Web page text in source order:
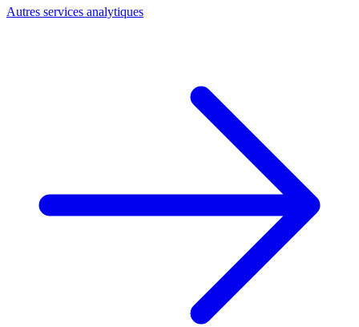
Autres services analytiques